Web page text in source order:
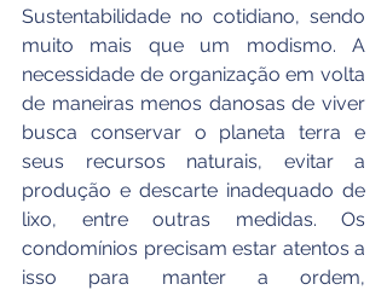
Sustentabilidade no cotidiano, sendo
muito mais que um modismo. A
necessidade de organização em volta
de maneiras menos danosas de viver
busca conservar o planeta terra e
seus recursos naturais, evitar a
produção e descarte inadequado de
lixo, entre outras medidas. Os
condomínios precisam estar atentos a
isso para manter a ordem,